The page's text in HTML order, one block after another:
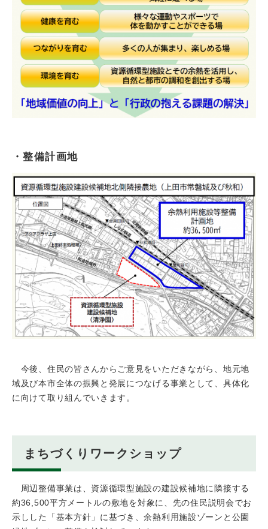
・整備計画地
​ 今後、住民の皆さんからご意見をいただきながら、地元地
域及び本市全体の振興と発展につなげる事業として、具体化
に向けて取り組んでいきます。
まちづくりワークショップ
周辺整備事業は、資源循環型施設の建設候補地に隣接する
約36,500平方メートルの敷地を対象に、先の住民説明会でお
示しした「基本方針」に基づき、余熱利用施設ゾーンと公園